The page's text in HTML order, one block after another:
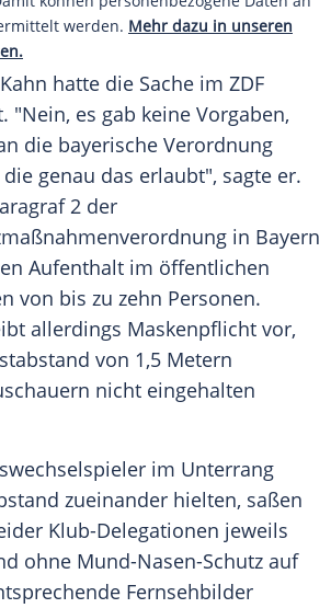
werden. Mehr dazu in unseren
hatte die Sache im ZDF
"Nein, es gab keine Vorgaben,
die bayerische Verordnung
genau das erlaubt", sagte er.
2 der
in Bayern
Aufenthalt im öffentlichen
von bis zu zehn Personen.
allerdings Maskenpflicht vor,
von 1,5 Metern
nicht eingehalten
im Unterrang
zueinander hielten, saßen
Klub-Delegationen jeweils
ohne Mund-Nasen-Schutz auf
Fernsehbilder